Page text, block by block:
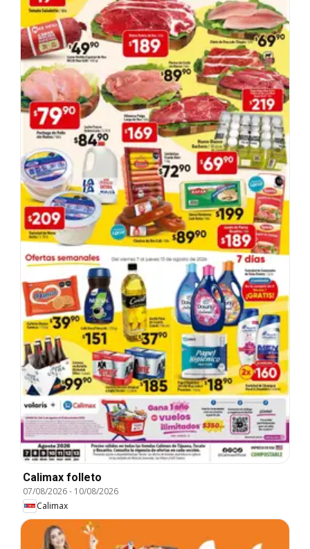
Calimax folleto
07/08/2026- 10/08/2026
Calimax